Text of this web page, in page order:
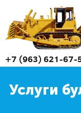
+7 (963) 621-67-
Услуги